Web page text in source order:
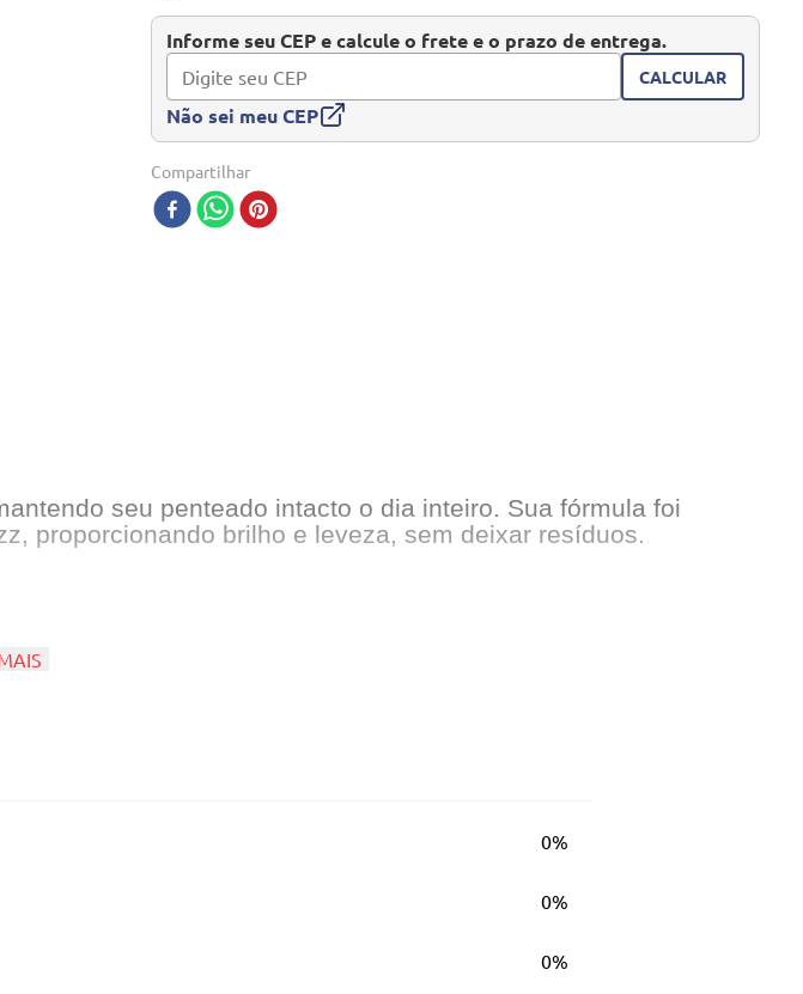
Informe seu CEP e calcule o frete e o prazo de entrega.
CALCULAR
Não sei meu CEP
Compartilhar
seu penteado intacto o dia inteiro. Sua fórmula foi
proporcionando brilho e leveza, sem deixar resíduos.
0%
0%
0%